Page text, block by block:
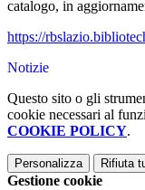
catalogo, in
https://
Notizie
Questo sito o gli
cookie necessari al
COOKIE POLICY.
Personalizza Rifiuta
Gestione cookie